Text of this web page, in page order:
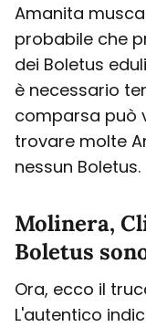
Amanita
probabile che
dei Boletus
è necessario
comparsa può
trovare molte
nessun Boletus.
Molinera,
Boletus
Ora, ecco il
L'autentico